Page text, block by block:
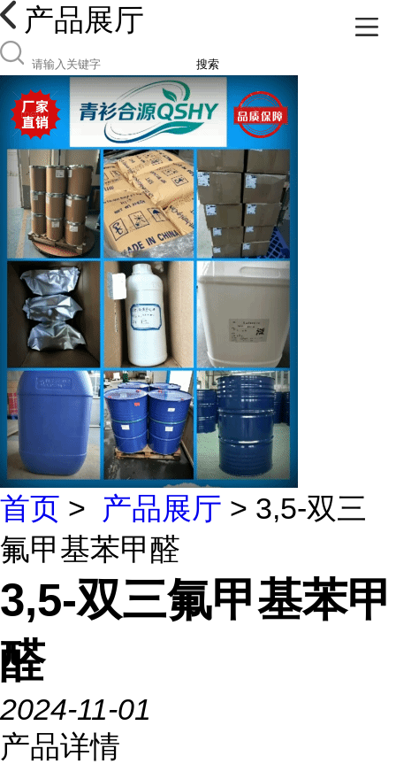
产品展厅
搜索
首页 > 产品展厅 > 3,5-双三
氟甲基苯甲醛
3,5-双三氟甲基苯甲
醛
2024-11-01
产品详情